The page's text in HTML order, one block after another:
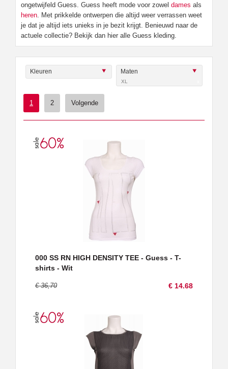
ongetwijfeld Guess. Guess heeft mode voor zowel dames als
heren . Met prikkelde ontwerpen die altijd weer verrassen weet
je dat je altijd iets unieks in je bezit krijgt. Benieuwd naar de
actuele collectie? Bekijk dan hier alle Guess kleding.
Kleuren Maten
XL
1 2 Volgende
000 SS RN HIGH DENSITY TEE - Guess - T-
shirts - Wit
€ 36,70 € 14.68